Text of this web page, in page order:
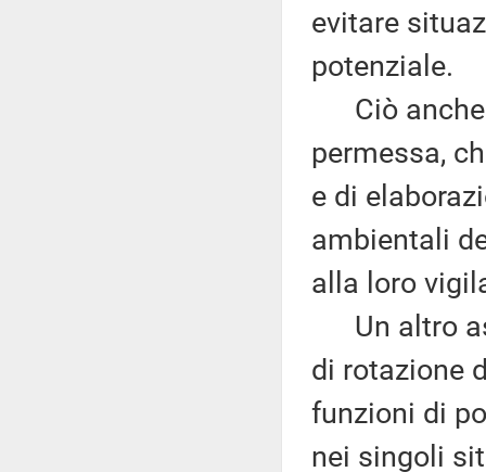
evitare
potenziale.
Ciò anche
permessa,
e di
ambientali
alla loro
Un altro
di rotazione
funzioni di
nei singoli